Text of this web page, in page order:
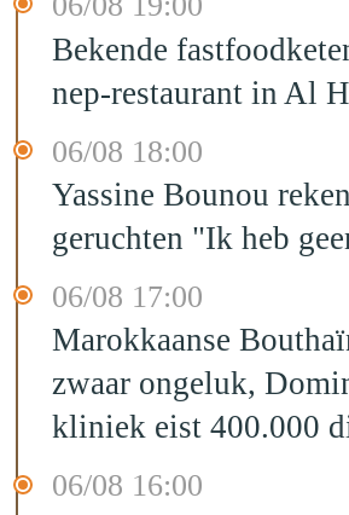
Bekende
nep-restaurant in Al
06/08 18:00
Yassine Bounou
geruchten "Ik heb
06/08 17:00
Marokkaanse
zwaar ongeluk,
kliniek eist 400.000
06/08 16:00